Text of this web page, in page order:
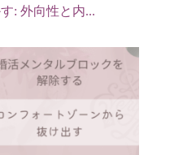
: 外向性と内...